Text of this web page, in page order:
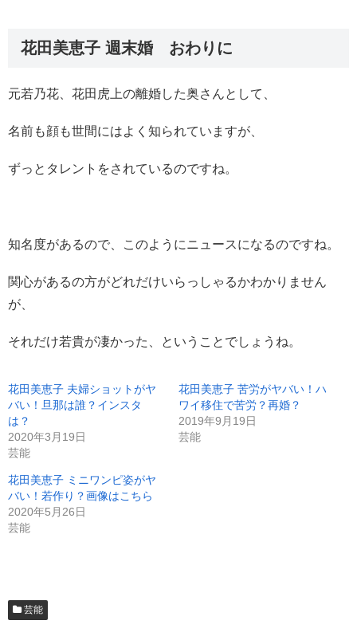
花田美恵子 週末婚 おわりに
元若乃花、花田虎上の離婚した奥さんとして、
名前も顔も世間にはよく知られていますが、
ずっとタレントをされているのですね。
知名度があるので、このようにニュースになるのですね。
関心があるの方がどれだけいらっしゃるかわかりません
が、
それだけ若貴が凄かった、ということでしょうね。
花田美恵子 夫婦ショットがヤ
バい！旦那は誰？インスタ
は？
2020年3月19日
芸能
花田美恵子 苦労がヤバい！ハ
ワイ移住で苦労？再婚？
2019年9月19日
芸能
花田美恵子 ミニワンピ姿がヤ
バい！若作り？画像はこちら
2020年5月26日
芸能
芸能